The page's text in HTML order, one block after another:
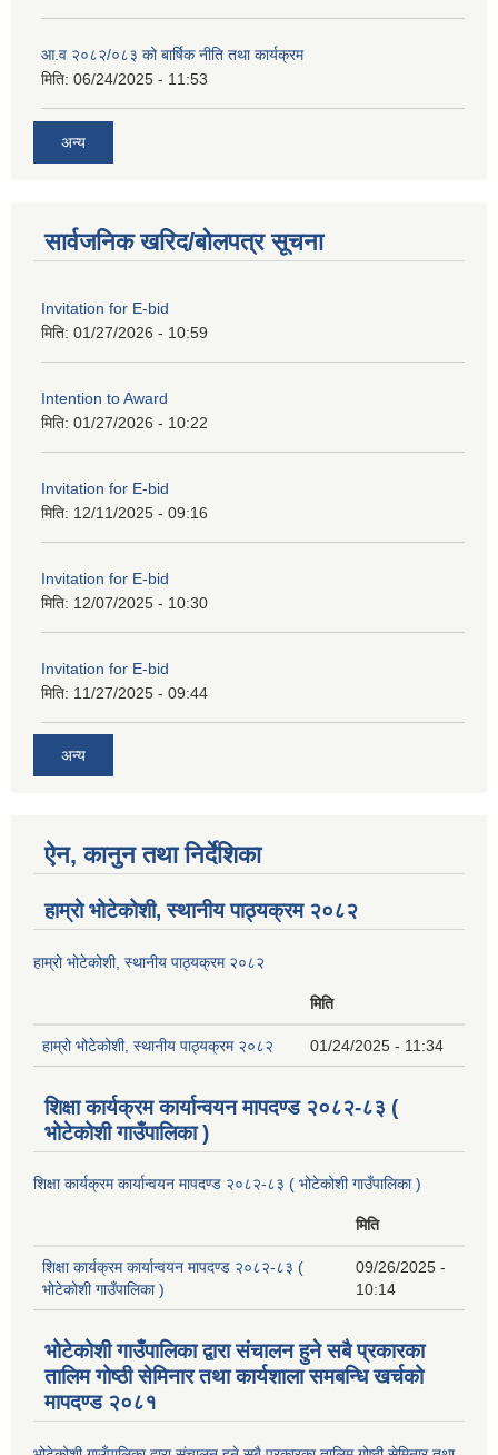
आ.व २०८२/०८३ को बार्षिक नीति तथा कार्यक्रम
मिति: 06/24/2025 - 11:53
अन्य
सार्वजनिक खरिद/बोलपत्र सूचना
Invitation for E-bid
मिति: 01/27/2026 - 10:59
Intention to Award
मिति: 01/27/2026 - 10:22
Invitation for E-bid
मिति: 12/11/2025 - 09:16
Invitation for E-bid
मिति: 12/07/2025 - 10:30
Invitation for E-bid
मिति: 11/27/2025 - 09:44
अन्य
ऐन, कानुन तथा निर्देशिका
हाम्रो भोटेकोशी, स्थानीय पाठ्यक्रम २०८२
हाम्रो भोटेकोशी, स्थानीय पाठ्यक्रम २०८२
मिति
हाम्रो भोटेकोशी, स्थानीय पाठ्यक्रम २०८२ 01/24/2025 - 11:34
शिक्षा कार्यक्रम कार्यान्वयन मापदण्ड २०८२-८३ (
भोटेकोशी गाउँपालिका )
शिक्षा कार्यक्रम कार्यान्वयन मापदण्ड २०८२-८३ ( भोटेकोशी गाउँपालिका )
मिति
शिक्षा कार्यक्रम कार्यान्वयन मापदण्ड २०८२-८३ (
भोटेकोशी गाउँपालिका )
09/26/2025 -
10:14
भोटेकोशी गाउँपालिका द्वारा संचालन हुने सबै प्रकारका
तालिम गोष्ठी सेमिनार तथा कार्यशाला समबन्धि खर्चको
मापदण्ड २०८१